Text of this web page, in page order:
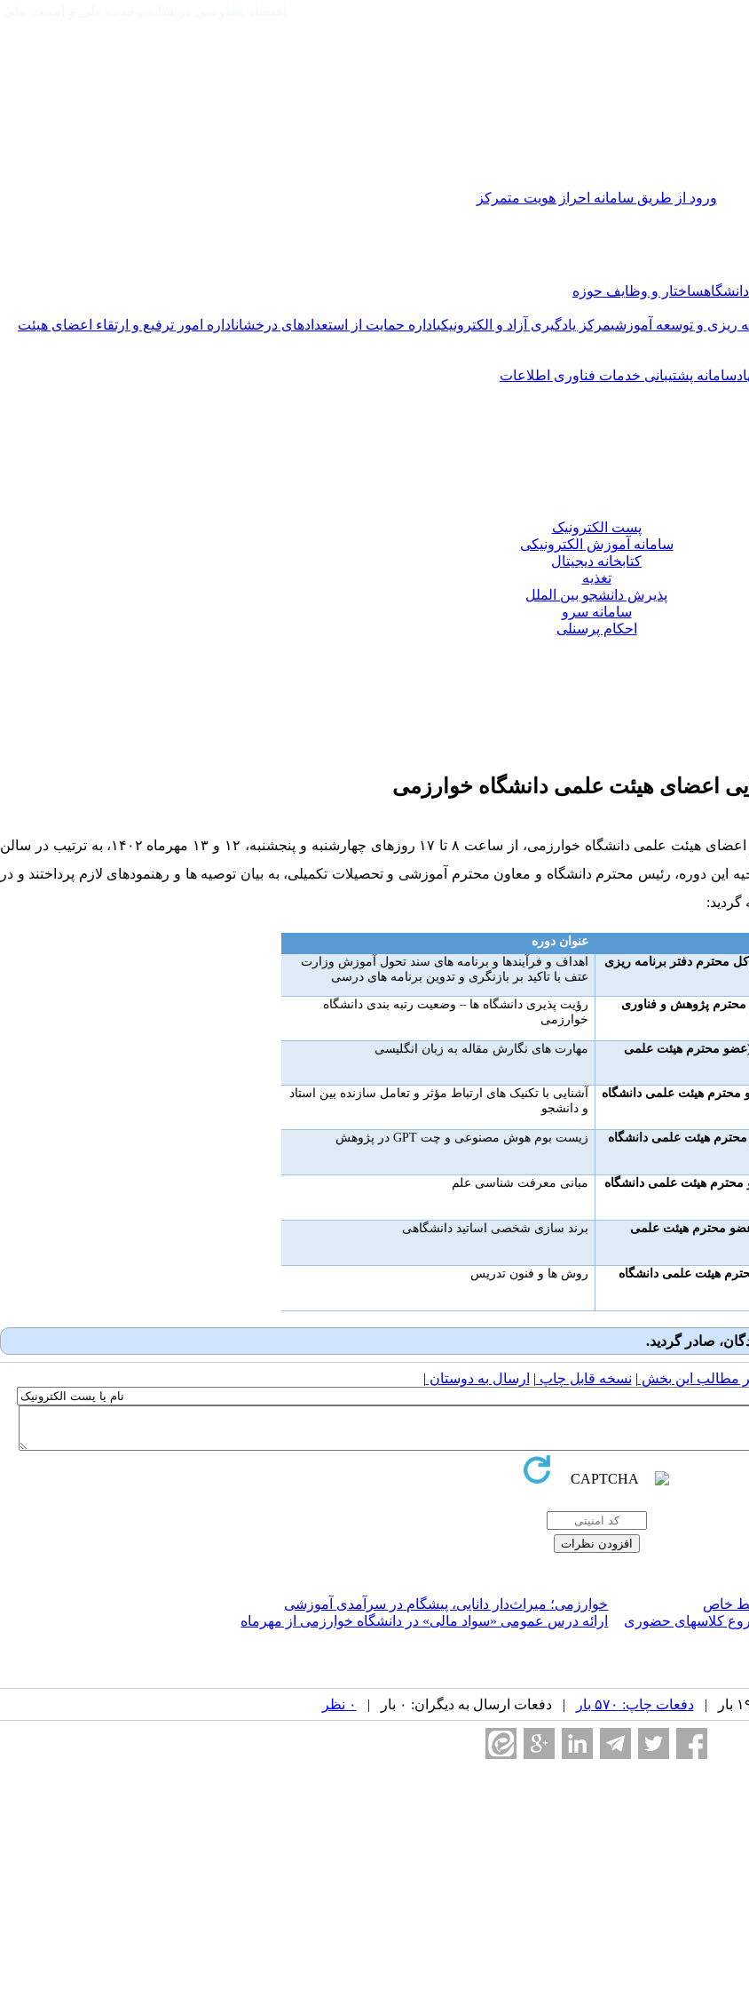
ورود از طريق سامانه احراز هويت متمركز
ساختار و وظایف حوزه
ریزی و توسعه آموزشیمرکز یادگیری آزاد و الکترونیکیاداره حمایت از استعدادهای درخشاناداره امور ترفیع و ارتقاء اعضای هیئت
سامانه پشتیبانی خدمات فناوری اطلاعات
پست الکترونیک
سامانه آموزش الکترونیکی
کتابخانه دیجیتال
تغذیه
پذیرش دانشجو بین الملل
سامانه سرو
احکام پرسنلی
اعضای هیئت علمی دانشگاه خوارزمی
هجدهمین دوره دانش افزایی و معرفت افزایی، با استقبال بالغ بر ۱۲۰ نفر از اعضای هیئت علمی دانشگاه خوارزمی، از ساعت ۸ تا ۱۷ روزهای چهارشنبه و پنجشنبه، ۱۲ و ۱۳ مهرماه ۱۴۰۲، به ترتیب در سالن
این دوره، رئیس محترم دانشگاه و معاون محترم آموزشی و تحصیلات تکمیلی، به بیان توصیه ها و رهنمودهای لازم پرداختند و در
گردید:
عنوان دوره
محترم دفتر برنامه ریزی
اهداف و فرآیندها و برنامه های سند تحول آموزش وزارت
عتف با تاکید بر بازنگری و تدوین برنامه های درسی
محترم پژوهش و فناوری
رؤیت پذیری دانشگاه ها – وضعیت رتبه بندی دانشگاه
خوارزمی
(عضو محترم هیئت علمی
مهارت های نگارش مقاله به زبان انگلیسی
محترم هیئت علمی دانشگاه
آشنایی با تکنیک های ارتباط مؤثر و تعامل سازنده بین استاد
و دانشجو
هیئت علمی دانشگاه
زیست بوم هوش مصنوعی و چتGPT در پژوهش
محترم هیئت علمی دانشگاه
مبانی معرفت شناسی علم
محترم هیئت علمی
برند سازی شخصی اساتید دانشگاهی
هیئت علمی دانشگاه
روش ها و فنون تدریس
صادر گردید.
مطالب این بخش | نسخه قابل چاپ | ارسال به دوستان |
خاص
خوارزمی؛ میراث‌دار دانایی، پیشگام در سرآمدی آموزشی
کلاسهای حضوری
ارائه درس عمومی «سواد مالی» در دانشگاه خوارزمی از مهرماه
دفعات چاپ: ۵۷۰ بار | دفعات ارسال به دیگران: ۰ بار | ۰ نظر